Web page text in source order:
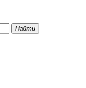
Найти